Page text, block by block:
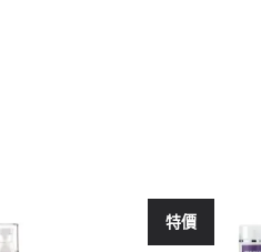
特價